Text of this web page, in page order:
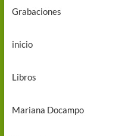
Grabaciones
inicio
Libros
Mariana Docampo